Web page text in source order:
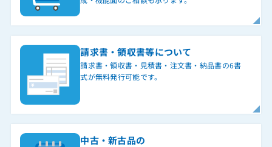
請求書・領収書等について
請求書・領収書・見積書・注文書・納品書の6書
式が無料発行可能です。
中古・新古品の